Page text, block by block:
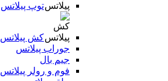
توپ پیلاتس
کش پیلاتس
جوراب پیلاتس
جیم بال
فوم و رولر پیلاتس